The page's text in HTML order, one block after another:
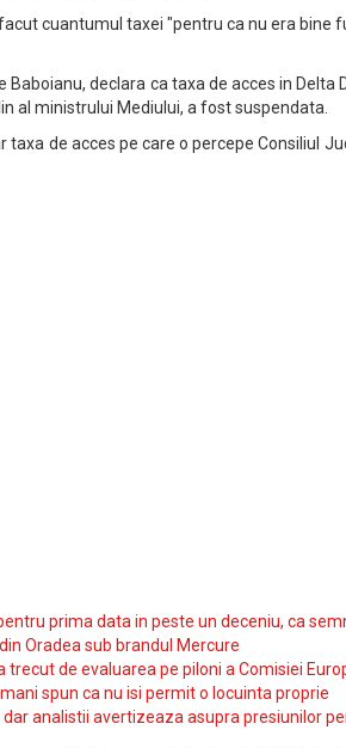
cuantumul taxei "pentru ca nu era bine
Baboianu, declara ca taxa de acces in Delta
al ministrului Mediului, a fost suspendata.
taxa de acces pe care o percepe Consiliul
prima data in peste un deceniu, ca
Oradea sub brandul Mercure
trecut de evaluarea pe piloni a Comisiei
spun ca nu isi permit o locuinta proprie
dar analistii avertizeaza asupra presiunilor